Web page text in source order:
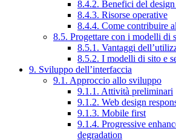
8.4.2. Benefici del design
8.4.3. Risorse operative
8.4.4. Come contribuire
8.5. Progettare con i modelli di
8.5.1. Vantaggi
8.5.2. I modelli di sito e
9. Sviluppo dell’interfaccia
9.1. Approccio allo sviluppo
9.1.1. Attività preliminari
9.1.2. Web design
9.1.3. Mobile first
9.1.4. Progressive
degradation